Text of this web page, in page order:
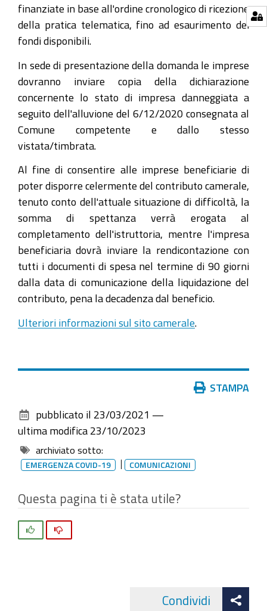
finanziate in base all'ordine cronologico di ricezione
della pratica telematica, fino ad esaurimento dei
fondi disponibili.
In sede di presentazione della domanda le imprese
dovranno inviare copia della dichiarazione
concernente lo stato di impresa danneggiata a
seguito dell'alluvione del 6/12/2020 consegnata al
Comune competente e dallo stesso
vistata/timbrata.
Al fine di consentire alle imprese beneficiarie di
poter disporre celermente del contributo camerale,
tenuto conto dell'attuale situazione di difficoltà, la
somma di spettanza verrà erogata al
completamento dell'istruttoria, mentre l'impresa
beneficiaria dovrà inviare la rendicontazione con
tutti i documenti di spesa nel termine di 90 giorni
dalla data di comunicazione della liquidazione del
contributo, pena la decadenza dal beneficio.
Ulteriori informazioni sul sito camerale
documento
STAMPA
pubblicato il 23/03/2021 —
ultima modifica 23/10/2023
archiviato sotto:
EMERGENZA COVID-19 COMUNICAZIONI
Questa pagina ti è stata utile?
Condividi